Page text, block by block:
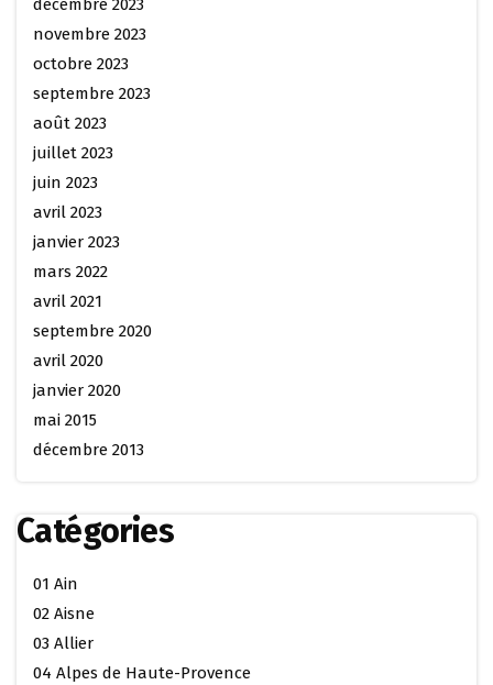
novembre 2023
octobre 2023
septembre 2023
août 2023
juillet 2023
juin 2023
avril 2023
janvier 2023
mars 2022
avril 2021
septembre 2020
avril 2020
janvier 2020
mai 2015
décembre 2013
Catégories
01 Ain
02 Aisne
03 Allier
04 Alpes de Haute-Provence